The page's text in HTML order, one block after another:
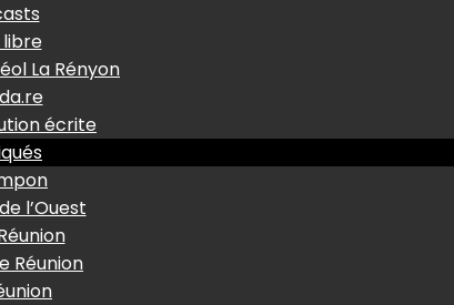
libre
La Rényon
écrite
l’Ouest
Réunion